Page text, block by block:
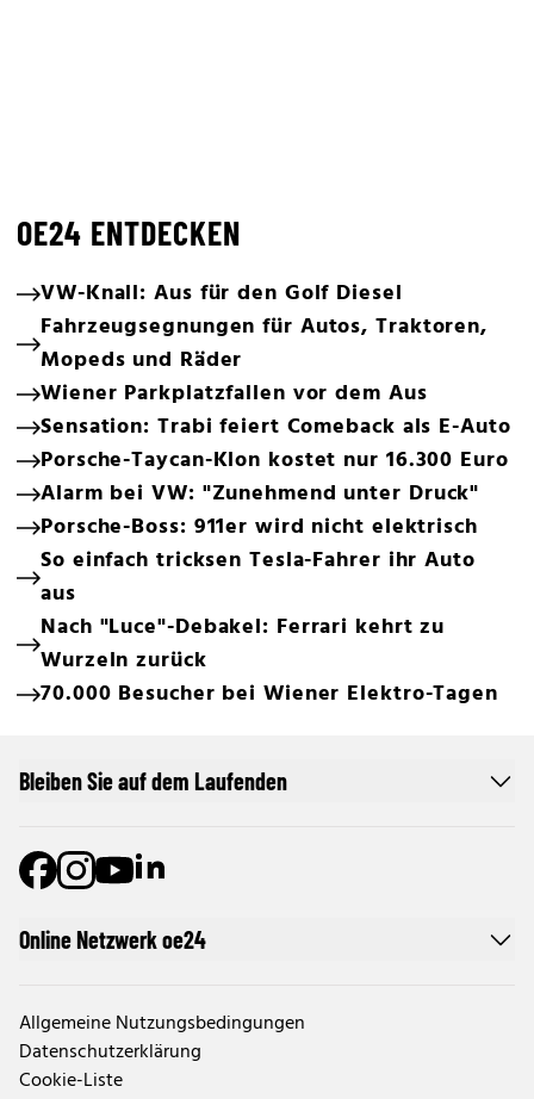
OE24 ENTDECKEN
VW-Knall: Aus für den Golf Diesel
Fahrzeugsegnungen für Autos, Traktoren,
Mopeds und Räder
Wiener Parkplatzfallen vor dem Aus
Sensation: Trabi feiert Comeback als E-Auto
Porsche-Taycan-Klon kostet nur 16.300 Euro
Alarm bei VW: "Zunehmend unter Druck"
Porsche-Boss: 911er wird nicht elektrisch
So einfach tricksen Tesla-Fahrer ihr Auto
aus
Nach "Luce"-Debakel: Ferrari kehrt zu
Wurzeln zurück
70.000 Besucher bei Wiener Elektro-Tagen
Online Netzwerk oe24
Allgemeine Nutzungsbedingungen
Datenschutzerklärung
Cookie-Liste
Bleiben Sie auf dem Laufenden